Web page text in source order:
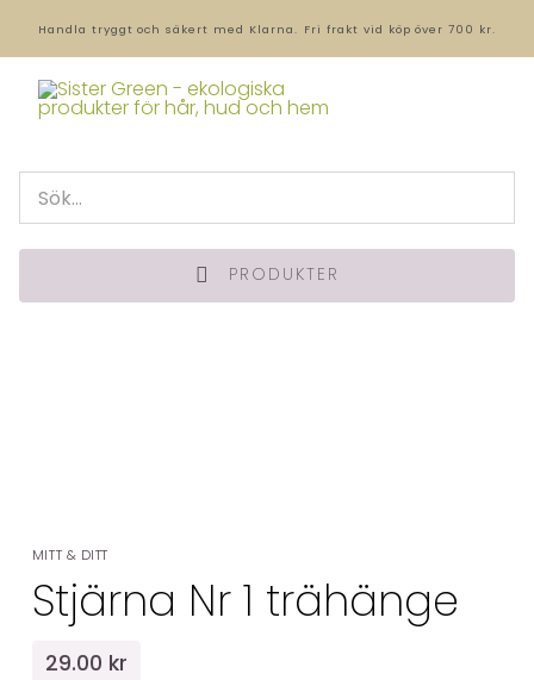
Handla tryggt och säkert med Klarna. Fri frakt vid köp över 700 kr.
PRODUKTER
MITT & DITT
Stjärna Nr 1 trähänge
29.00 kr